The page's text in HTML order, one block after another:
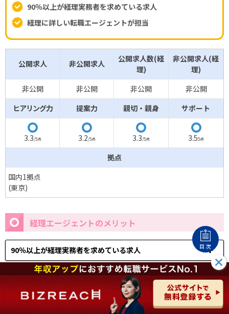
90％以上が経理実務者を求めている求人
経理に詳しい転職エージェントが担当
公開求人 非公開求人
公開求人数(経
理)
非公開求人(経
理)
非公開
非公開 非公開
非公開
ヒアリング力
提案力 親切・親身 サポート
3.3/5点
3.2/5点
3.3/5点
3.55点
拠点
国内1拠点
(東京)
経理エージェントのメリット
90％以上が経理実務者を求めている求人
経理に詳しい転職エージェントが担当する
目次